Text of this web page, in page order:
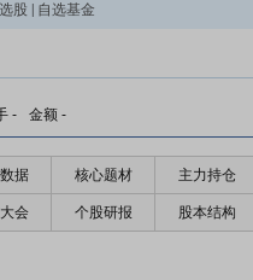
股 自选基金
- 金额 -
据 核心题材 主力持仓
会 个股研报 股本结构